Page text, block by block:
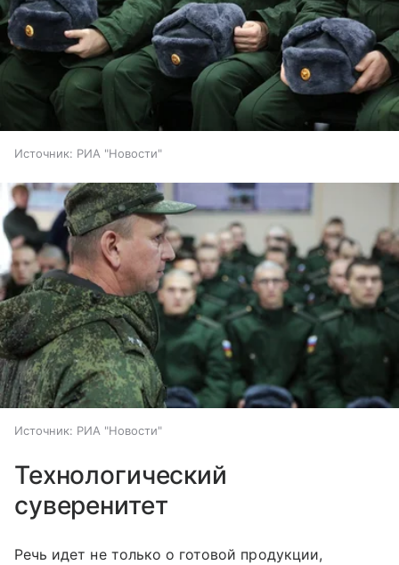
Источник: РИА "Новости"
Источник: РИА "Новости"
Технологический
суверенитет
Речь идет не только о готовой продукции,